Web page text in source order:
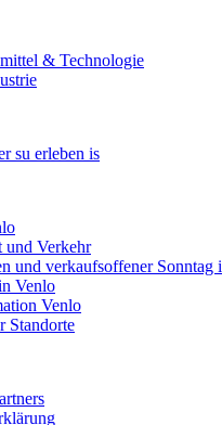
& Technologie
su erleben is
und Verkehr
und verkaufsoffener Sonntag
Venlo
Venlo
Standorte